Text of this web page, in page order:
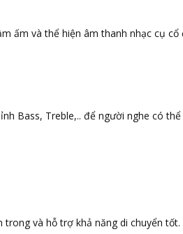
ấm và thể hiện âm thanh nhạc cụ cổ
Bass, Treble,.. để người nghe có
và hỗ trợ khả năng di chuyển tốt.